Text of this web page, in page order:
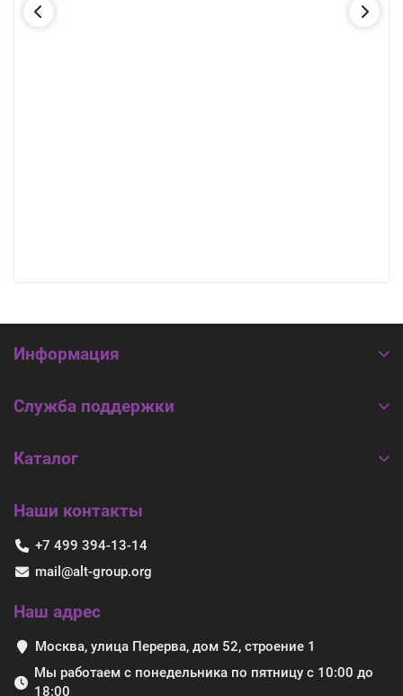
Информация
Служба поддержки
Каталог
Наши контакты
+7 499 394-13-14
mail@alt-group.org
Наш адрес
Москва, улица Перерва, дом 52, строение 1
Мы работаем с понедельника по пятницу с 10:00 до
18:00